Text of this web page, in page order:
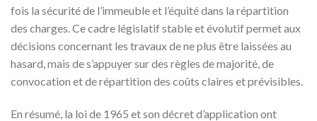
fois la sécurité de l’immeuble et l’équité dans la répartition
des charges. Ce cadre législatif stable et évolutif permet aux
décisions concernant les travaux de ne plus être laissées au
hasard, mais de s’appuyer sur des règles de majorité, de
convocation et de répartition des coûts claires et prévisibles.
En résumé, la loi de 1965 et son décret d’application ont